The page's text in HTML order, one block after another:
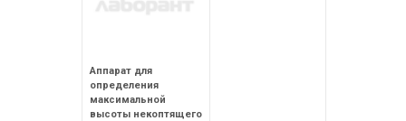
Аппарат для
определения
максимальной
высоты некоптящего